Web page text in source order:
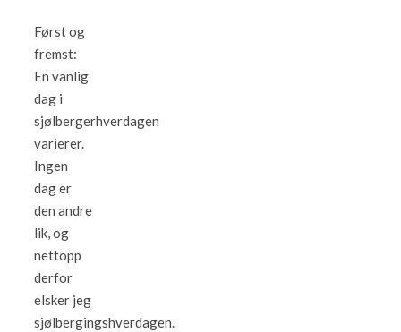
Først og
fremst:
En vanlig
dag i
sjølbergerhverdagen
varierer.
Ingen
dag er
den andre
lik, og
nettopp
derfor
elsker jeg
sjølbergingshverdagen.